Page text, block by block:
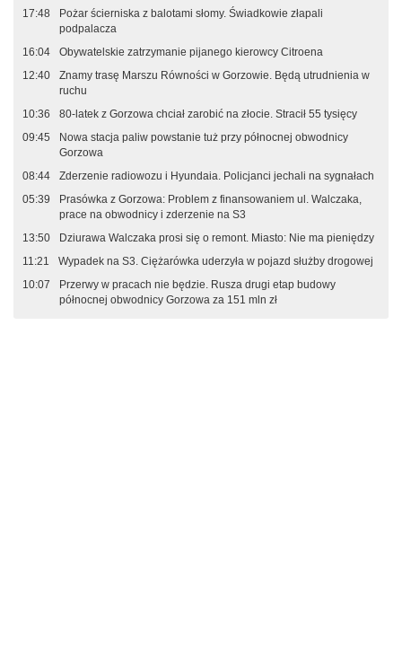
17:48
Pożar ścierniska z balotami słomy. Świadkowie złapali
podpalacza
16:04
Obywatelskie zatrzymanie pijanego kierowcy Citroena
12:40
Znamy trasę Marszu Równości w Gorzowie. Będą utrudnienia w
ruchu
10:36
80-latek z Gorzowa chciał zarobić na złocie. Stracił 55 tysięcy
09:45
Nowa stacja paliw powstanie tuż przy północnej obwodnicy
Gorzowa
08:44
Zderzenie radiowozu i Hyundaia. Policjanci jechali na sygnałach
05:39
Prasówka z Gorzowa: Problem z finansowaniem ul. Walczaka,
prace na obwodnicy i zderzenie na S3
13:50
Dziurawa Walczaka prosi się o remont. Miasto: Nie ma pieniędzy
11:21
Wypadek na S3. Ciężarówka uderzyła w pojazd służby drogowej
10:07
Przerwy w pracach nie będzie. Rusza drugi etap budowy
północnej obwodnicy Gorzowa za 151 mln zł